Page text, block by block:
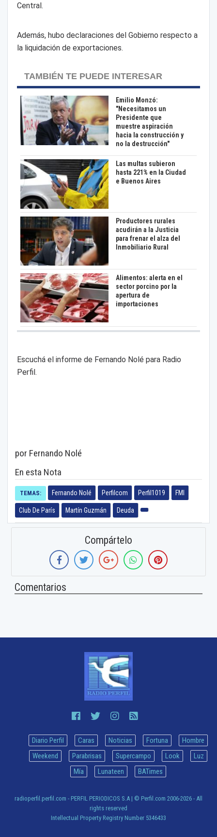
Central.
Además, hubo declaraciones del Gobierno respecto a
la liquidación de exportaciones.
TAMBIÉN TE PUEDE INTERESAR
Emilio Monzó:
"Necesitamos un
Presidente que
muestre aspiración
hacia la construcción y
no la destrucción"
Las multas subieron
hasta 221% en la Ciudad
e Buenos Aires
Productores rurales
acudirán a la Justicia
para frenar el alza del
Inmobiliario Rural
Alimentos: alerta en el
sector porcino por la
apertura de
importaciones
Escuchá el informe de Fernando Nolé para Radio
Perfil.
por Fernando Nolé
En esta Nota
TEMAS: Fernando Nolé Perfilcom Perfil1019 FMI
Club De París Martín Guzmán Deuda
Compártelo
Comentarios
Diario Perfil Caras Noticias Fortuna
Hombre
Weekend
Parabrisas Supercampo Look
Luz
Mía
Lunateen BATimes
radioperfil.perfil.com - PERFIL PERIODICOS S.A | © Perfil.com 2006-2026 - All
rights reserved
Intellectual Property Registry Number 5346433